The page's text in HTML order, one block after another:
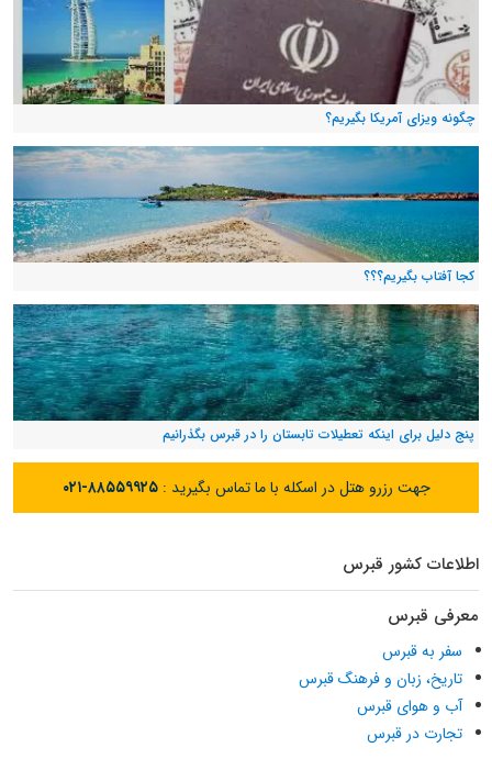
چگونه ویزای آمریکا بگیریم؟
کجا آفتاب بگیریم؟؟؟
پنج دلیل برای اینکه تعطیلات تابستان را در قبرس بگذرانیم
جهت رزرو هتل در اسکله با ما تماس بگیرید :۰۲۱-۸۸۵۵۹۹۲۵
اطلاعات کشور قبرس
معرفی قبرس
سفر به قبرس
تاریخ، زبان و فرهنگ قبرس
آب و هوای قبرس
تجارت در قبرس